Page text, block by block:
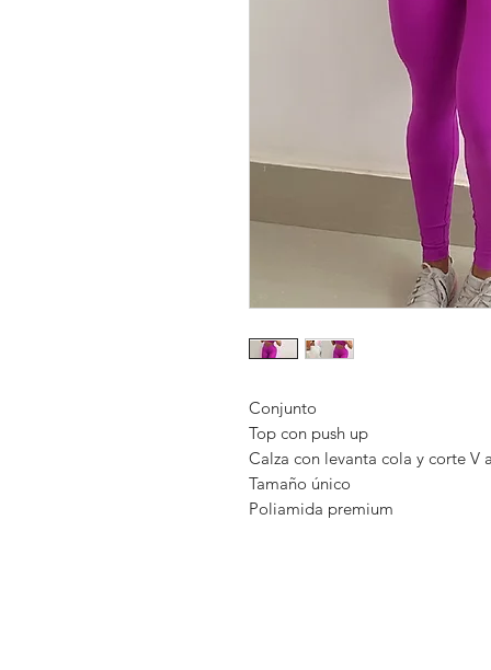
Conjunto
Top con push up
Calza con levanta cola y corte V
Tamaño único
Poliamida premium